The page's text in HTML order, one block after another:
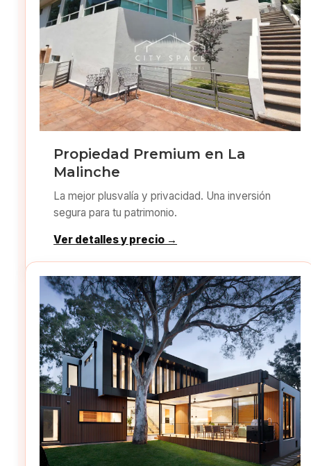
Propiedad Premium en La
Malinche
La mejor plusvalía y privacidad. Una inversión
segura para tu patrimonio.
Ver detalles y precio →